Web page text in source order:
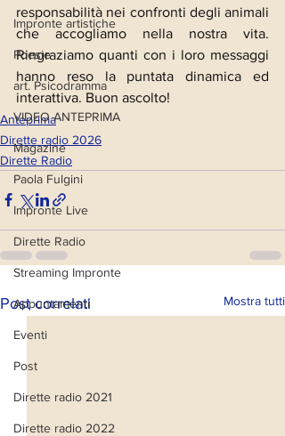
Impronte artistiche
Poesie
art. Psicodramma
VIDEO ANTEPRIMA
Magazine
Paola Fulgini
Impronte Live
Dirette Radio
Streaming Impronte
Appuntamenti
Eventi
Post
Dirette radio 2021
Dirette radio 2022
responsabilità nei confronti degli animali
che accogliamo nella nostra vita.
Ringraziamo quanti con i loro messaggi
hanno reso la puntata dinamica ed
interattiva. Buon ascolto!
Anteprima
Dirette radio 2026
Dirette Radio
Post correlati Mostra tutti